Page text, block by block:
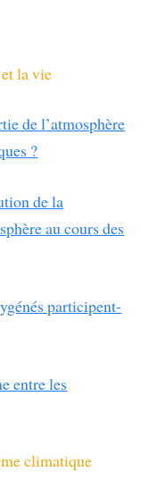
la vie
de l’atmosphère
?
de la
au cours des
participent-
entre les
climatique